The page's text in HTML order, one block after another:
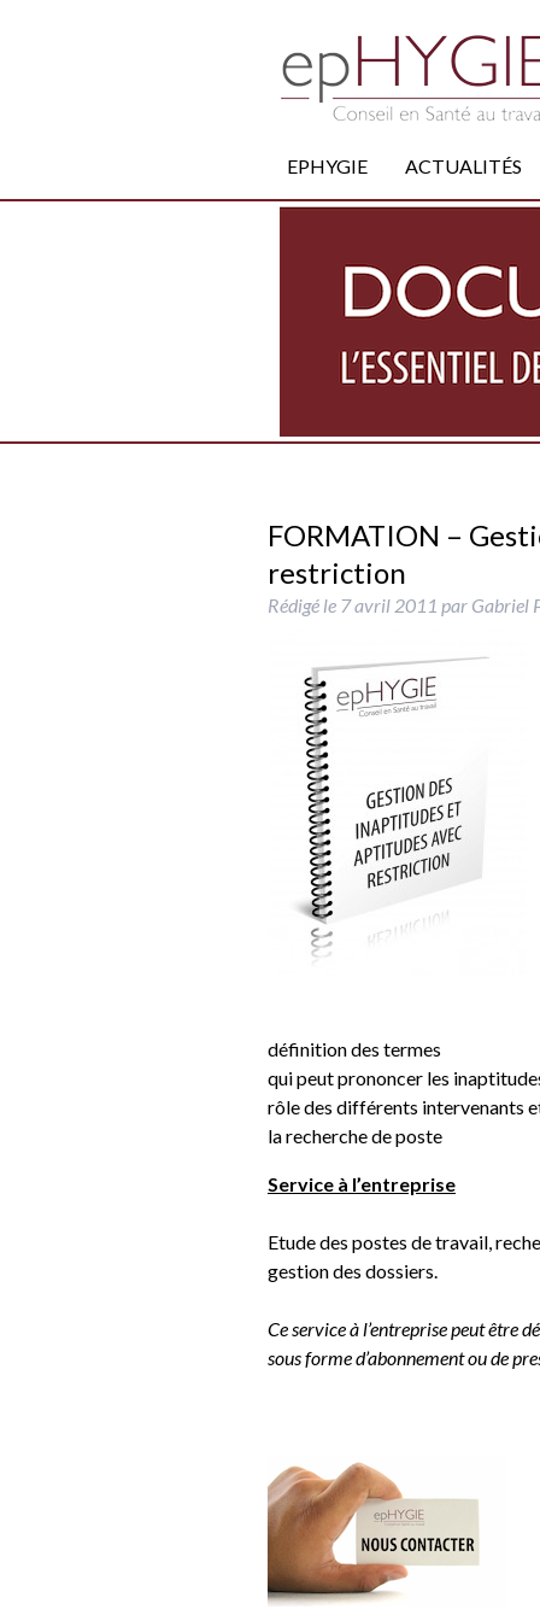
EPHYGIE ACTUALITÉS
FORMATION –
restriction
Rédigé le 7 avril 2011 par Gabriel
définition des termes
qui peut prononcer les
rôle des différents intervenants
la recherche de poste
Service à l’entreprise
Etude des postes de travail,
gestion des dossiers.
Ce service à l’entreprise peut être
sous forme d’abonnement ou de